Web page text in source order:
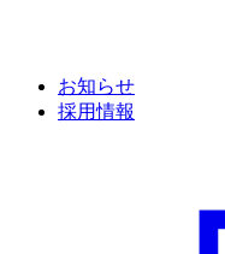
お知らせ
採用情報